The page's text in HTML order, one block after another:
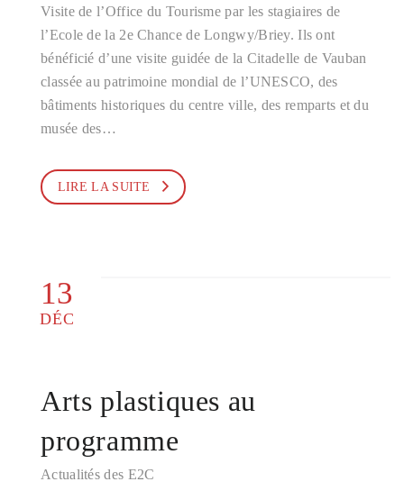
Visite de l’Office du Tourisme par les stagiaires de
l’Ecole de la 2e Chance de Longwy/Briey. Ils ont
bénéficié d’une visite guidée de la Citadelle de Vauban
classée au patrimoine mondial de l’UNESCO, des
bâtiments historiques du centre ville, des remparts et du
musée des…
LIRE LA SUITE
13
DÉC
Arts plastiques au
programme
Actualités des E2C